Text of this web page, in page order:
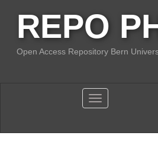
REPO
Open Access Repository Bern
Toggle navigation